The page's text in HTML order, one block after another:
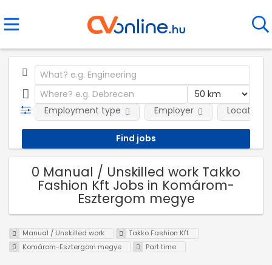
Employment type Employer Location
0 Manual / Unskilled work Takko
Fashion Kft Jobs in Komárom-
Esztergom megye
Manual / Unskilled work
Takko Fashion Kft
Komárom-Esztergom megye
Part time